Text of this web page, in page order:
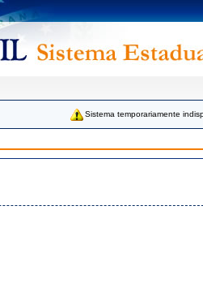
Sistema temporariamente